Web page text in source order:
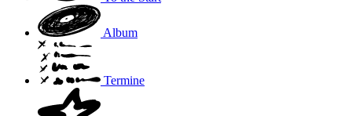
Album
Termine